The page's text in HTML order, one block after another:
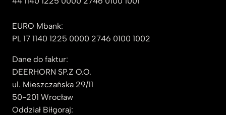
EURO Mbank:
PL 17 1140 1225 0000 2746 0100 1002
Dane do faktur:
DEERHORN SP.Z O.O.
ul. Mieszczańska 29/11
50-201 Wrocław
Oddział Biłgoraj: